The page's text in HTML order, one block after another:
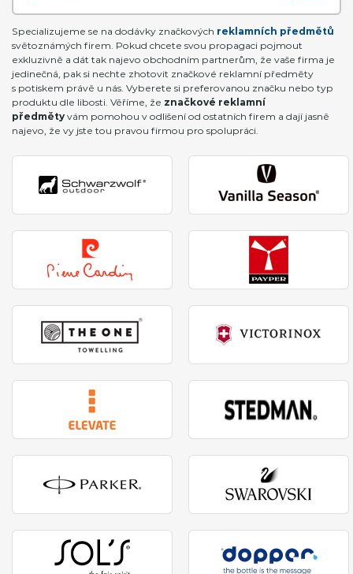
Specializujeme se na dodávky značkových reklamních předmětů
světoznámých firem. Pokud chcete svou propagaci pojmout
exkluzivně a dát tak najevo obchodním partnerům, že vaše firma je
jedinečná, pak si nechte zhotovit značkové reklamní předměty
s potiskem právě u nás. Vyberete si preferovanou značku nebo typ
produktu dle libosti. Věříme, že značkové reklamní
předměty vám pomohou v odlišení od ostatních firem a dají jasně
najevo, že vy jste tou pravou firmou pro spolupráci.